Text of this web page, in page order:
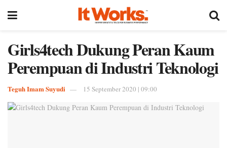
Girls4tech Dukung Peran Kaum
Perempuan di Industri Teknologi
Teguh Imam Suyudi 15 September 2020 | 09:00